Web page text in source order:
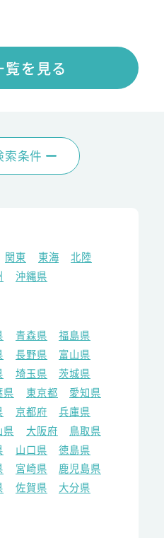
を見る
索条件
関東 東海
北陸
沖縄県
青森県
福島県
長野県
富山県
埼玉県
茨城県
県 東京都
愛知県
京都府
兵庫県
県 大阪府
鳥取県
山口県
徳島県
宮崎県
鹿児島県
佐賀県 大分県